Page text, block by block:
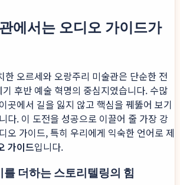
에서는 오디오 가이드가
한 오르세와 오랑주리 미술관은 단순한 전
후반 예술 혁명의 중심지였습니다. 수많
곳에서 길을 잃지 않고 핵심을 꿰뚫어 보기
다. 이 도전을 성공으로 이끌어 줄 가장 강
오 가이드, 특히 우리에게 익숙한 언어로 제
가이드입니다.
더하는 스토리텔링의 힘